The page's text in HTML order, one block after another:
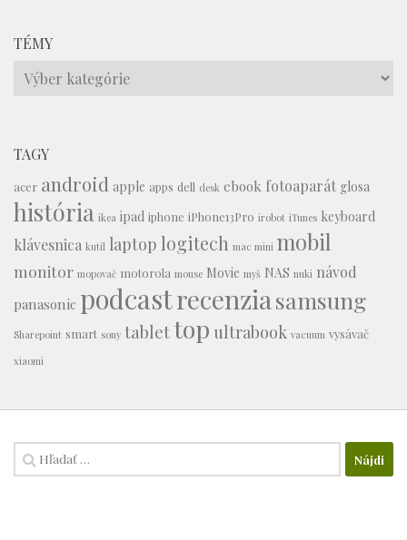
TÉMY
Témy
TAGY
acer android apple apps dell desk ebook fotoaparát glosa
história ikea ipad iphone iPhone13Pro irobot iTunes keyboard
klávesnica kutil laptop logitech mac mini mobil
monitor mopovač motorola mouse Movie myš NAS nuki návod
panasonic podcastrecenziasamsung
Sharepoint smart sony tablettop ultrabook vacuum vysávač
xiaomi
Hľadať: